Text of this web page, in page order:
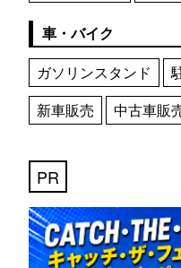
車・バイク
ガソリンスタンド
新車販売
中古車販
PR